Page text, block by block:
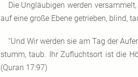
Die Ungläubigen werden
auf eine große Ebene getrieben, blind,
“Und Wir werden sie am Tag der
stumm, taub. Ihr Zufluchtsort ist die
(Quran 17:97)